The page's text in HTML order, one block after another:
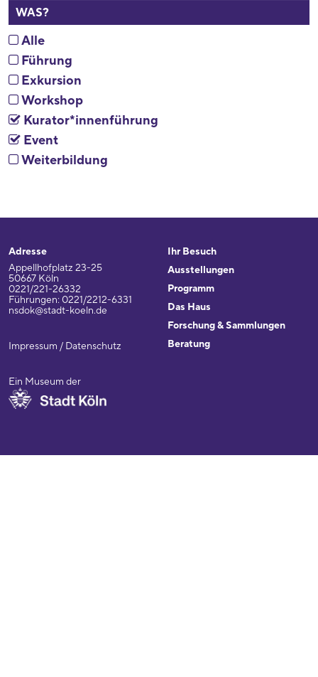
WAS?
Alle
Führung
Exkursion
Workshop
Kurator*innenführung
Event
Weiterbildung
Adresse
Appellhofplatz 23-25
50667 Köln
0221/221-26332
Führungen: 0221/2212-6331
nsdok@stadt-koeln.de
Impressum / Datenschutz
Ein Museum der
Ihr Besuch
Ausstellungen
Programm
Das Haus
Forschung & Sammlungen
Beratung